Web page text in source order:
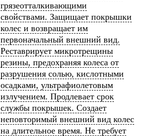
грязеотталкивающими
свойствами. Защищает покрышки
колес и возвращает им
первоначальный внешний вид.
Реставрирует микротрещины
резины, предохраняя колеса от
разрушения солью, кислотными
осадками, ультрафиолетовым
излучением. Продлевает срок
службы покрышек. Создает
неповторимый внешний вид колес
на длительное время. Не требует